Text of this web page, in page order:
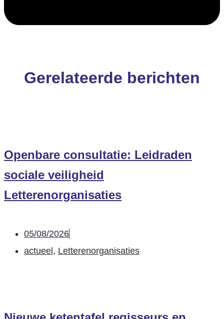
Gerelateerde berichten
Openbare consultatie: Leidraden
sociale veiligheid
Letterenorganisaties
05/08/2026
actueel, Letterenorganisaties